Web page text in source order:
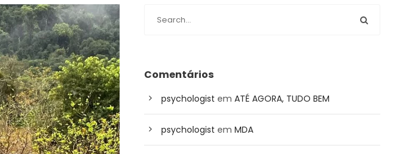
Comentários
psychologist emATÉ AGORA, TUDO BEM
psychologist emMDA